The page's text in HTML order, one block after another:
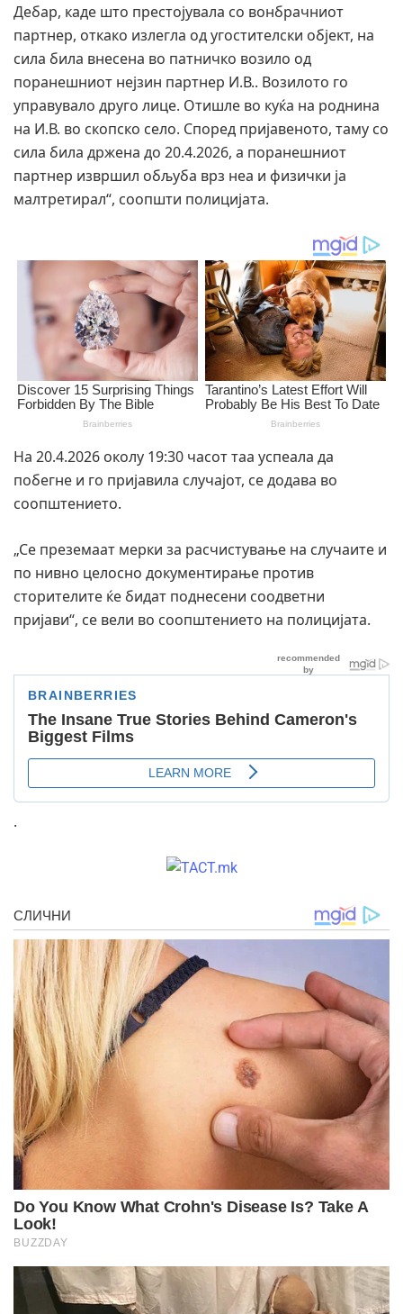
Дебар, каде што престојувала со вонбрачниот
партнер, откако излегла од угостителски објект, на
сила била внесена во патничко возило од
поранешниот нејзин партнер И.В.. Возилото го
управувало друго лице. Отишле во куќа на роднина
на И.В. во скопско село. Според пријавеното, таму со
сила била држена до 20.4.2026, а поранешниот
партнер извршил обљуба врз неа и физички ја
малтретирал“, соопшти полицијата.
На 20.4.2026 околу 19:30 часот таа успеала да
побегне и го пријавила случајот, се додава во
соопштението.
„Се преземаат мерки за расчистување на случаите и
по нивно целосно документирање против
сторителите ќе бидат поднесени соодветни
пријави“, се вели во соопштението на полицијата.
.